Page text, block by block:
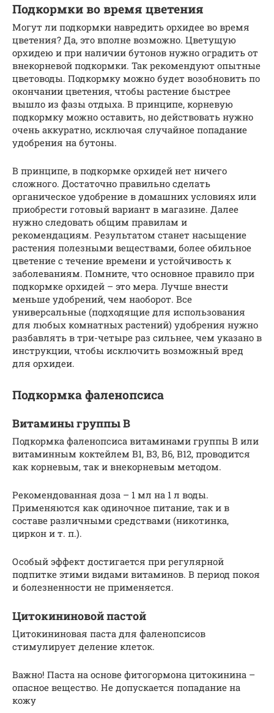
Подкормки во время цветения
Могут ли подкормки навредить орхидее во время
цветения? Да, это вполне возможно. Цветущую
орхидею и при наличии бутонов нужно оградить от
внекорневой подкормки. Так рекомендуют опытные
цветоводы. Подкормку можно будет возобновить по
окончании цветения, чтобы растение быстрее
вышло из фазы отдыха. В принципе, корневую
подкормку можно оставить, но действовать нужно
очень аккуратно, исключая случайное попадание
удобрения на бутоны.
В принципе, в подкормке орхидей нет ничего
сложного. Достаточно правильно сделать
органическое удобрение в домашних условиях или
приобрести готовый вариант в магазине. Далее
нужно следовать общим правилам и
рекомендациям. Результатом станет насыщение
растения полезными веществами, более обильное
цветение с течение времени и устойчивость к
заболеваниям. Помните, что основное правило при
подкормке орхидей – это мера. Лучше внести
меньше удобрений, чем наоборот. Все
универсальные (подходящие для использования
для любых комнатных растений) удобрения нужно
разбавлять в три-четыре раз сильнее, чем указано в
инструкции, чтобы исключить возможный вред
для орхидеи.
Подкормка фаленопсиса
Витамины группы В
Подкормка фаленопсиса витаминами группы В или
витаминным коктейлем В1, В3, В6, В12, проводится
как корневым, так и внекорневым методом.
Рекомендованная доза – 1 мл на 1 л воды.
Применяются как одиночное питание, так и в
составе различными средствами (никотинка,
циркон и т. п.).
Особый эффект достигается при регулярной
подпитке этими видами витаминов. В период покоя
и болезненности не применяется.
Цитокининовой пастой
Цитокининовая паста для фаленопсисов
стимулирует деление клеток.
Важно! Паста на основе фитогормона цитокинина –
опасное вещество. Не допускается попадание на
кожу